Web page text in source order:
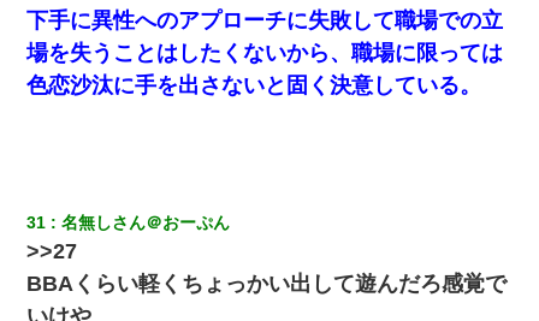
下手に異性へのアプローチに失敗して職場での立
場を失うことはしたくないから、職場に限っては
色恋沙汰に手を出さないと固く決意している。
31 名無しさん＠おーぷん
>>27
BBAくらい軽くちょっかい出して遊んだろ感覚で
いけや